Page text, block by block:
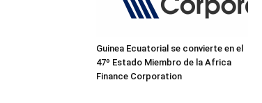
Guinea Ecuatorial se convierte en el
47º Estado Miembro de la Africa
Finance Corporation